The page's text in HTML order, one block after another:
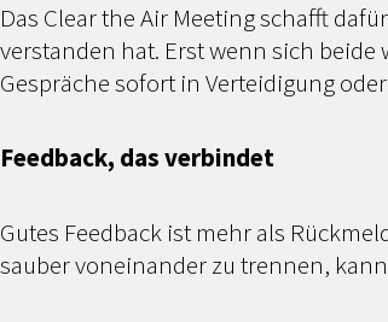
Das Clear the Air Meeting schafft
verstanden hat. Erst wenn sich
Gespräche sofort in Verteidigung
Feedback, das verbindet
Gutes Feedback ist mehr als
sauber voneinander zu trennen,